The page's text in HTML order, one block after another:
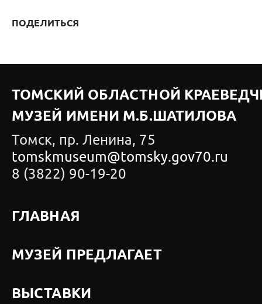
ПОДЕЛИТЬСЯ
ТОМСКИЙ ОБЛАСТНОЙ
МУЗЕЙ ИМЕНИ М.Б.ШАТИЛОВА
Томск, пр. Ленина, 75
tomskmuseum@tomsky.gov70.ru
8 (3822) 90-19-20
ГЛАВНАЯ
МУЗЕЙ ПРЕДЛАГАЕТ
ВЫСТАВКИ